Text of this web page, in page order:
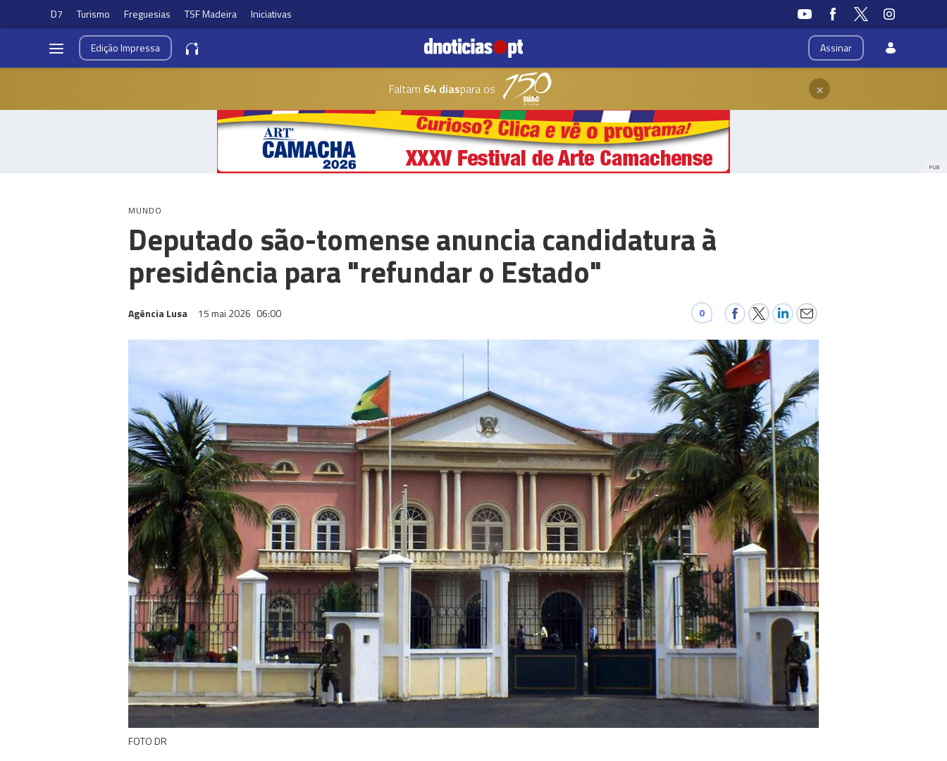
D7 Turismo Freguesias TSF Madeira Iniciativas
Assinar
EdiçãoImpressa
Faltam 64 diaspara os ×
PUB
MUNDO
Deputado são-tomense anuncia candidatura à
presidência para "refundar o Estado"
Agência Lusa 15 mai 2026 06:00 0
FOTO DR